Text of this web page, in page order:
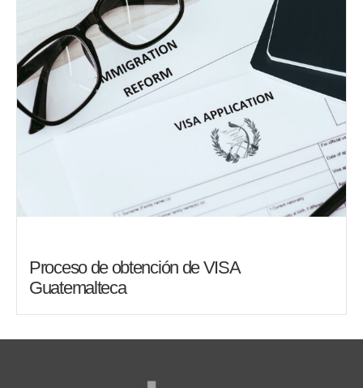
Proceso de obtención de VISA
Guatemalteca